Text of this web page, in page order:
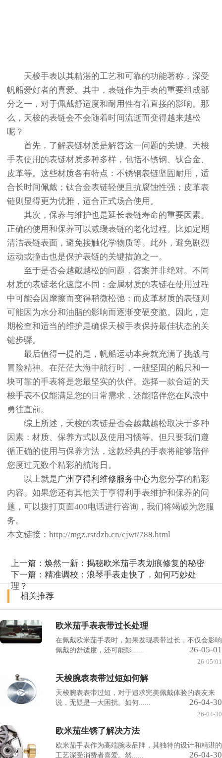
天梭手表以其精湛的工艺和可靠的功能著称，深受
帆船爱好者的喜爱。其中，表链作为手表的重要组成部
分之一，对于佩戴舒适度和耐用性有着直接的影响。那
么，天梭的表链会不会随着时间流逝而变得越来越松
呢？
首先，了解表链材质是解答这一问题的关键。天梭
手表使用的表链材质多种多样，包括不锈钢、钛合金、
皮革等。这些材质各有特点：不锈钢表链坚固耐用，适
合长时间佩戴；钛合金表链轻便且抗腐蚀性强；皮革表
链则显得更为优雅，适合正式场合使用。
其次，保养与维护也是延长表链寿命的重要因素。
正确的使用和保养可以减缓表链的老化过程。比如定期
清洁表链表面，避免接触化学物质等。此外，避免剧烈
运动或撞击也是保护表链的关键措施之一。
至于是否会越戴越松的问题，答案并非绝对。不同
材质的表链老化速度不同：金属材质的表链在使用过程
中可能会因摩擦而变得稍微松弛；而皮革材质的表链则
可能因为水分和油脂的影响而逐渐变硬变脆。因此，定
期检查和适当的维护是确保天梭手表保持最佳状态的关
键步骤。
最后值得一提的是，帆船运动本身就充满了挑战与
冒险精神。在茫茫大海中航行时，一艘坚固的船只和一
块可靠的手表将是您最坚实的伙伴。选择一款合适的天
梭手表不仅能满足您的日常需求，还能陪伴您在风浪中
勇往直前。
综上所述，天梭的表链是否会越戴越松取决于多种
因素：材质、保养方式以及使用习惯等。但只要我们遵
循正确的使用与保养方法，这款经典的手表将能够陪伴
您度过无数个精彩的航海日。
以上就是广州亨得利维修服务中心为您分享的精彩
内容。如果您还有其他关于亨得利手表维护和保养的问
题，可以拨打页面400电话进行咨询，我们将竭诚为您服
务。
本文链接：http://mgz.rstdzb.cn/cjwt/788.html
上一篇：焕然一新：揭秘欧米茄手表划痕修复的秘密
下一篇：精准调校：浪琴手表走快了，如何巧妙处
理？
相关推荐
欧米茄手表表带过长处理
在佩戴欧米茄手表时，如果发现表带过长，不仅会影响
佩戴的舒适度，还可能影......
26-05-01
26-05-01
天梭腕表表带过短如何解
天梭腕表表带过短，对于追求完美佩戴体验的表友来
说，无疑是一大困扰。如何......
26-04-30
26-04-30
欧米茄生锈了解决方法
欧米茄手表作为高端腕表品牌，其独特的设计和精湛的
工艺深受消费者喜爱。然......
26-04-30